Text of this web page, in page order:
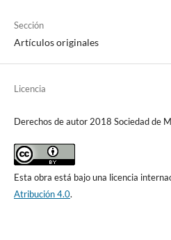
Sección
Artículos originales
Licencia
Derechos de autor 2018 Sociedad de
Esta obra está bajo una licencia
Atribución 4.0.